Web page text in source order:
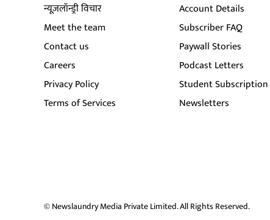
न्यूज़लॉन्ड्री विचार
Meet the team
Contact us
Careers
Privacy Policy
Terms of Services
Account Details
Subscriber FAQ
Paywall Stories
Podcast Letters
Student Subscription
Newsletters
© Newslaundry Media Private Limited. All Rights Reserved.